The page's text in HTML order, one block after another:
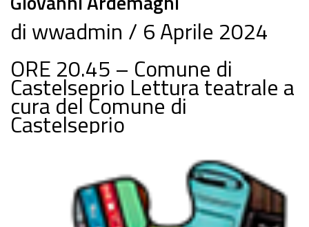
di wwadmin
6 Aprile 2024
ORE 20.45 – Comune di
Castelseprio Lettura teatrale a
cura del Comune di
Castelseprio